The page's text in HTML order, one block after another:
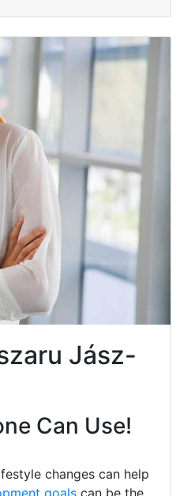
Jász-
Can Use!
changes can help
goals can be the